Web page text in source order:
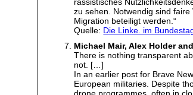
zu sehen. Notwendig sind
Migration beteiligt werden.“
Quelle: Die Linke. im
Michael Mair, Alex Holder
There is nothing transparent
not. […]
In an earlier post for Brave
European militaries. Despite
drone programmes, often in